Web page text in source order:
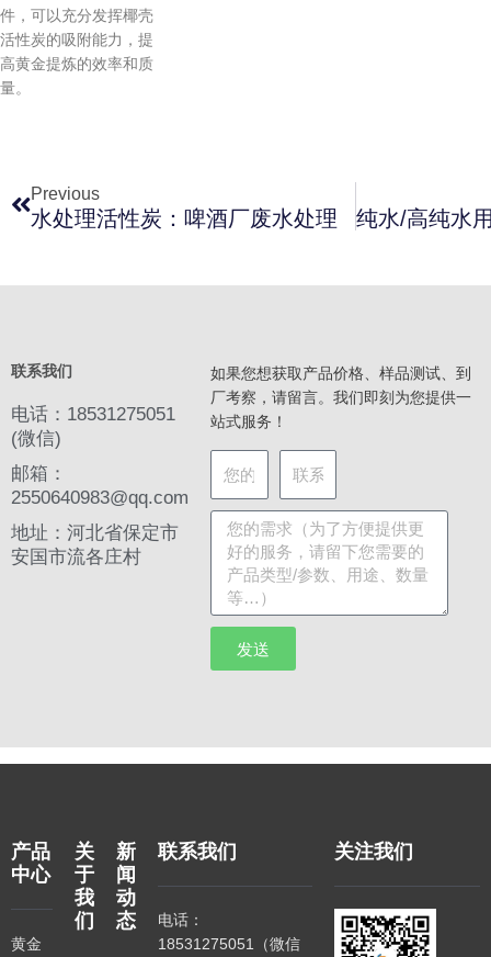
件，可以充分发挥椰壳
活性炭的吸附能力，提
高黄金提炼的效率和质
量。
Previous
水处理活性炭：啤酒厂废水处理
联系我们
电话：18531275051
(微信)
邮箱：
2550640983@qq.com
地址：河北省保定市
安国市流各庄村
如果您想获取产品价格、样品测试、到
厂考察，请留言。我们即刻为您提供一
站式服务！
发送
产品
中心
黄金
关
于
我
们
新
闻
动
态
联系我们
电话：
18531275051（微信
关注我们